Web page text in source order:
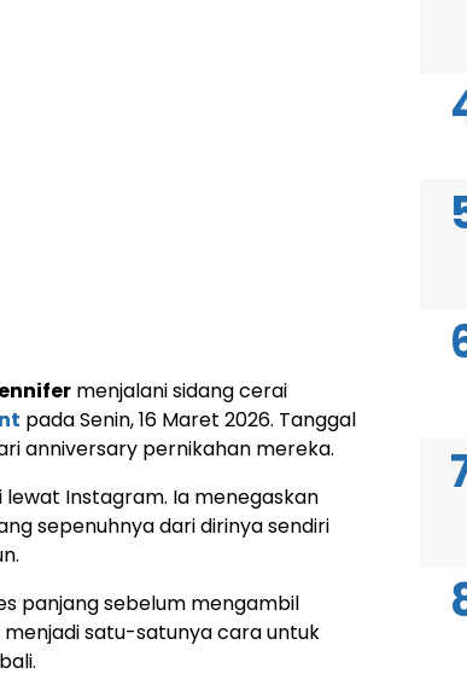
menjalani sidang cerai
pada Senin, 16 Maret 2026. Tanggal
anniversary pernikahan mereka.
Instagram. Ia menegaskan
sepenuhnya dari dirinya sendiri
panjang sebelum mengambil
menjadi satu-satunya cara untuk